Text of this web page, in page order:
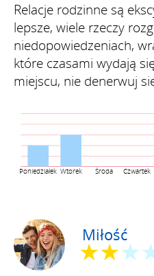
Poniedziałek Wtorek Środa Czwartek
Relacje rodzinne są
lepsze, wiele rzeczy
niedopowiedzeniach,
które czasami wydają
miejscu, nie denerwuj
Miłość
★★